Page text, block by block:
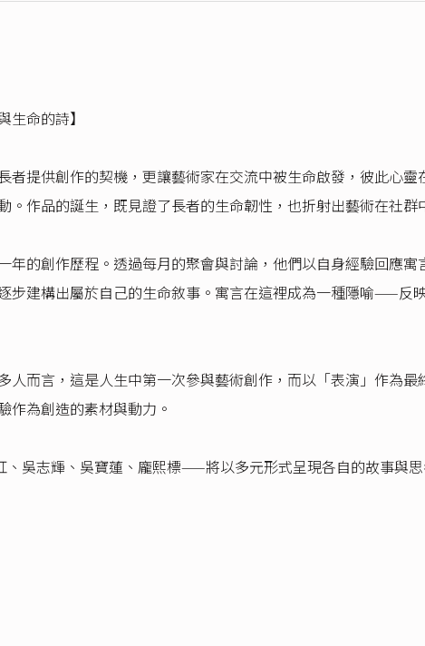
生命的詩】
提供創作的契機，更讓藝術家在交流中被生命啟發，彼此心
作品的誕生，既見證了長者的生命韌性，也折射出藝術在社群
的創作歷程。透過每月的聚會與討論，他們以自身經驗回應寓
建構出屬於自己的生命敘事。寓言在這裡成為一種隱喻——反
而言，這是人生中第一次參與藝術創作，而以「表演」作為
作為創造的素材與動力。
吳志輝、吳寶蓮、龐熙標——將以多元形式呈現各自的故事與